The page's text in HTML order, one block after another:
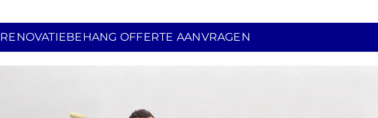
RENOVATIEBEHANG OFFERTE AANVRAGEN